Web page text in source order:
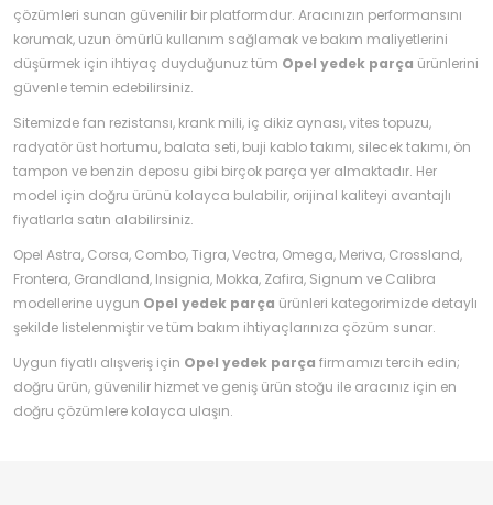
çözümleri sunan güvenilir bir platformdur. Aracınızın performansını
korumak, uzun ömürlü kullanım sağlamak ve bakım maliyetlerini
düşürmek için ihtiyaç duyduğunuz tüm Opel yedek parça ürünlerini
güvenle temin edebilirsiniz.
Sitemizde fan rezistansı, krank mili, iç dikiz aynası, vites topuzu,
radyatör üst hortumu, balata seti, buji kablo takımı, silecek takımı, ön
tampon ve benzin deposu gibi birçok parça yer almaktadır. Her
model için doğru ürünü kolayca bulabilir, orijinal kaliteyi avantajlı
fiyatlarla satın alabilirsiniz.
Opel Astra, Corsa, Combo, Tigra, Vectra, Omega, Meriva, Crossland,
Frontera, Grandland, Insignia, Mokka, Zafira, Signum ve Calibra
modellerine uygun Opel yedek parça ürünleri kategorimizde detaylı
şekilde listelenmiştir ve tüm bakım ihtiyaçlarınıza çözüm sunar.
Uygun fiyatlı alışveriş için Opel yedek parça firmamızı tercih edin;
doğru ürün, güvenilir hizmet ve geniş ürün stoğu ile aracınız için en
doğru çözümlere kolayca ulaşın.